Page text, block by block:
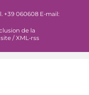
+39 060608 E-mail:
de la
/ XML-rss